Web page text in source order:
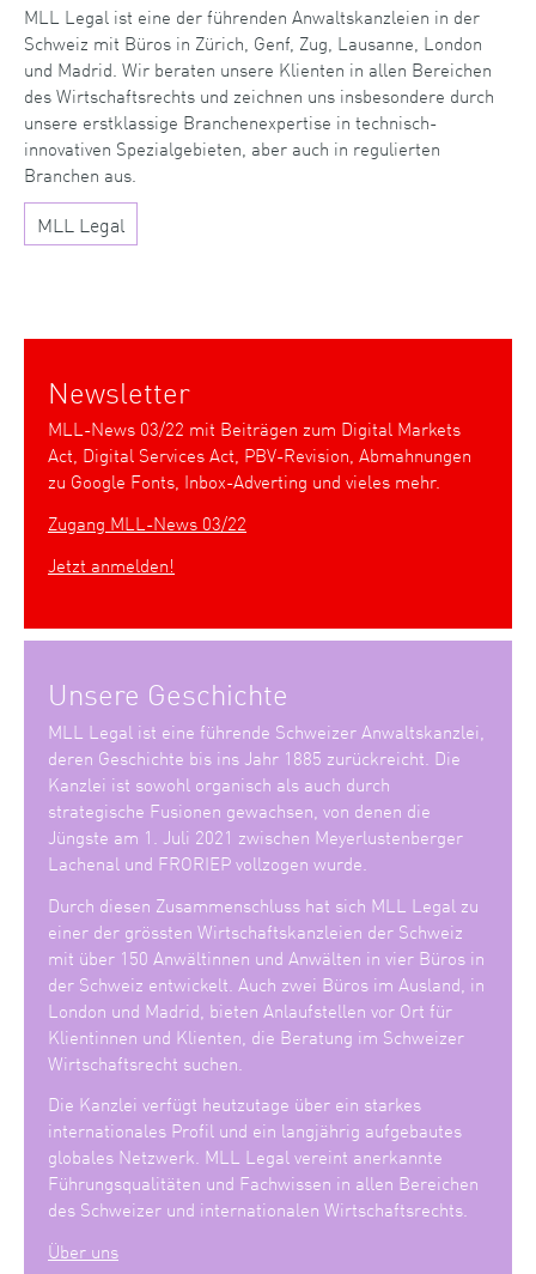
MLL Legal ist eine der führenden Anwaltskanzleien in der
Schweiz mit Büros in Zürich, Genf, Zug, Lausanne, London
und Madrid. Wir beraten unsere Klienten in allen Bereichen
des Wirtschaftsrechts und zeichnen uns insbesondere durch
unsere erstklassige Branchenexpertise in technisch-
innovativen Spezialgebieten, aber auch in regulierten
Branchen aus.
MLL Legal
Newsletter
MLL-News 03/22 mit Beiträgen zum Digital Markets
Act, Digital Services Act, PBV-Revision, Abmahnungen
zu Google Fonts, Inbox-Adverting und vieles mehr.
Zugang MLL-News 03/22
Jetzt anmelden!
Unsere Geschichte
MLL Legal ist eine führende Schweizer Anwaltskanzlei,
deren Geschichte bis ins Jahr 1885 zurückreicht. Die
Kanzlei ist sowohl organisch als auch durch
strategische Fusionen gewachsen, von denen die
Jüngste am 1. Juli 2021 zwischen Meyerlustenberger
Lachenal und FRORIEP vollzogen wurde.
Durch diesen Zusammenschluss hat sich MLL Legal zu
einer der grössten Wirtschaftskanzleien der Schweiz
mit über 150 Anwältinnen und Anwälten in vier Büros in
der Schweiz entwickelt. Auch zwei Büros im Ausland, in
London und Madrid, bieten Anlaufstellen vor Ort für
Klientinnen und Klienten, die Beratung im Schweizer
Wirtschaftsrecht suchen.
Die Kanzlei verfügt heutzutage über ein starkes
internationales Profil und ein langjährig aufgebautes
globales Netzwerk. MLL Legal vereint anerkannte
Führungsqualitäten und Fachwissen in allen Bereichen
des Schweizer und internationalen Wirtschaftsrechts.
Über uns